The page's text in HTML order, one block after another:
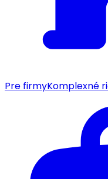
Pre firmyKomplexné